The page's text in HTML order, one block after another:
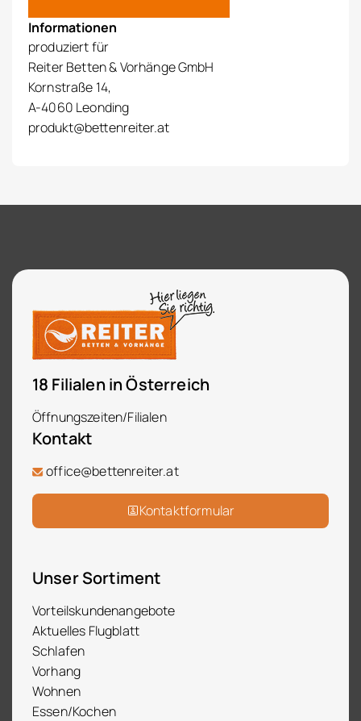
Informationen
produziert für
Reiter Betten & Vorhänge GmbH
Kornstraße 14,
A-4060 Leonding
produkt@bettenreiter.at
18 Filialen in Österreich
Öffnungszeiten/Filialen
Kontakt
office@bettenreiter.at
Kontaktformular
Unser Sortiment
Vorteilskundenangebote
Aktuelles Flugblatt
Schlafen
Vorhang
Wohnen
Essen/Kochen